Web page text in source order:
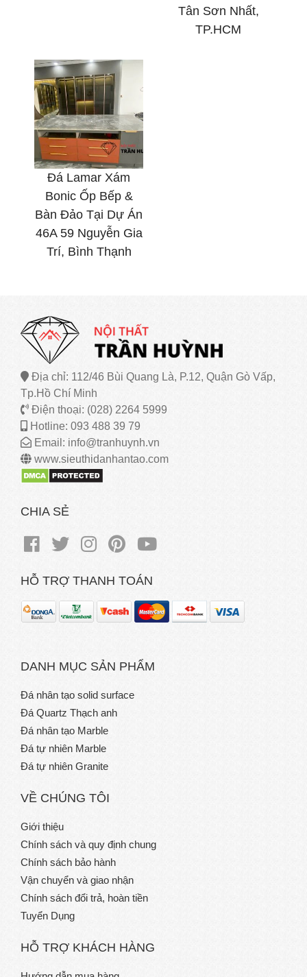
Tân Sơn Nhất,
TP.HCM
Đá Lamar Xám
Bonic Ốp Bếp &
Bàn Đảo Tại Dự Án
46A 59 Nguyễn Gia
Trí, Bình Thạnh
Địa chỉ: 112/46 Bùi Quang Là, P.12, Quận Gò Vấp,
Tp.Hồ Chí Minh
Điện thoại: (028) 2264 5999
Hotline: 093 488 39 79
Email: info@tranhuynh.vn
www.sieuthidanhantao.com
CHIA SẺ
HỖ TRỢ THANH TOÁN
DANH MỤC SẢN PHẨM
Đá nhân tạo solid surface
Đá Quartz Thạch anh
Đá nhân tạo Marble
Đá tự nhiên Marble
Đá tự nhiên Granite
VỀ CHÚNG TÔI
Giới thiệu
Chính sách và quy định chung
Chính sách bảo hành
Vận chuyển và giao nhận
Chính sách đổi trả, hoàn tiền
Tuyển Dụng
HỖ TRỢ KHÁCH HÀNG